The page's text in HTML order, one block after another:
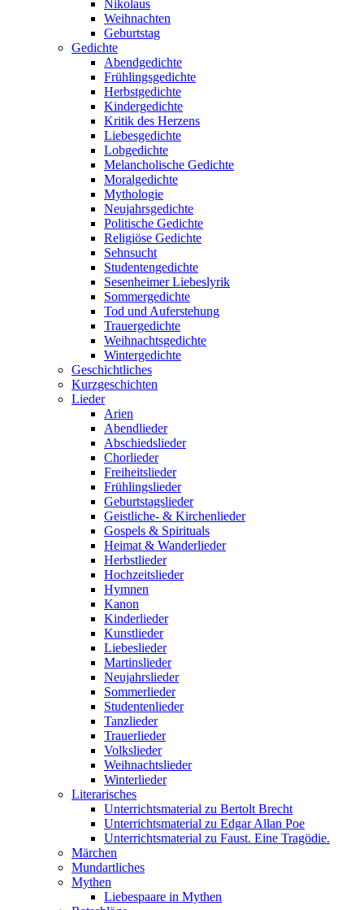
Nikolaus
Weihnachten
Geburtstag
Gedichte
Abendgedichte
Frühlingsgedichte
Herbstgedichte
Kindergedichte
Kritik des Herzens
Liebesgedichte
Lobgedichte
Melancholische Gedichte
Moralgedichte
Mythologie
Neujahrsgedichte
Politische Gedichte
Religiöse Gedichte
Sehnsucht
Studentengedichte
Sesenheimer Liebeslyrik
Sommergedichte
Tod und Auferstehung
Trauergedichte
Weihnachtsgedichte
Wintergedichte
Geschichtliches
Kurzgeschichten
Lieder
Arien
Abendlieder
Abschiedslieder
Chorlieder
Freiheitslieder
Frühlingslieder
Geburtstagslieder
Geistliche- & Kirchenlieder
Gospels & Spirituals
Heimat & Wanderlieder
Herbstlieder
Hochzeitslieder
Hymnen
Kanon
Kinderlieder
Kunstlieder
Liebeslieder
Martinslieder
Neujahrslieder
Sommerlieder
Studentenlieder
Tanzlieder
Trauerlieder
Volkslieder
Weihnachtslieder
Winterlieder
Literarisches
Unterrichtsmaterial zu Bertolt Brecht
Unterrichtsmaterial zu Edgar Allan Poe
Unterrichtsmaterial zu Faust. Eine Tragödie.
Märchen
Mundartliches
Mythen
Liebespaare in Mythen